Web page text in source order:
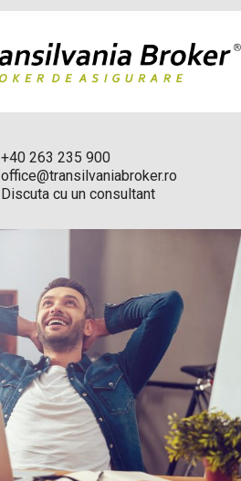
+40 263 235 900
office@transilvaniabroker.ro
Discuta cu un consultant